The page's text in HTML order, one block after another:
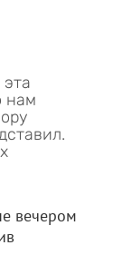
нам
вечером